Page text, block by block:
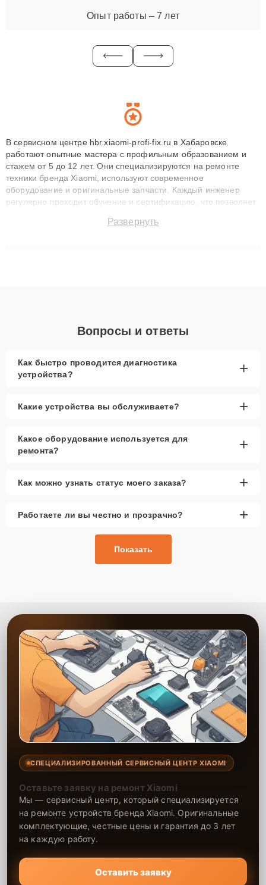
Опыт работы – 7 лет
В сервисном центре hbr.xiaomi-profi-fix.ru в Хабаровске
работают опытные мастера с профильным образованием и
стажем от 5 до 12 лет. Они специализируются на ремонте
техники бренда Xiaomi, используют современное
оборудование и оригинальные запчасти. Каждый инженер
регулярно проходит обучение и сертификацию, что позволяет
технику с сохранением гарантии до 3 лет. Наши мастера
Развернуть
Вопросы и ответы
Как быстро проводится диагностика
устройства?
+
Какие устройства вы обслуживаете? +
Какое оборудование используется для
ремонта?
+
Как можно узнать статус моего заказа? +
Работаете ли вы честно и прозрачно? +
Показать
СПЕЦИАЛИЗИРОВАННЫЙ СЕРВИСНЫЙ ЦЕНТР XIAOMI
Оставьте заявку на ремонт Xiaomi
Мы — сервисный центр, который специализируется
на ремонте устройств бренда Xiaomi. Оригинальные
комплектующие, честные цены и гарантия до 3 лет
на каждую работу.
Оставить заявку